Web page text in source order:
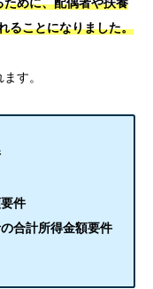
ることになりました。
す。
件
合計所得金額要件